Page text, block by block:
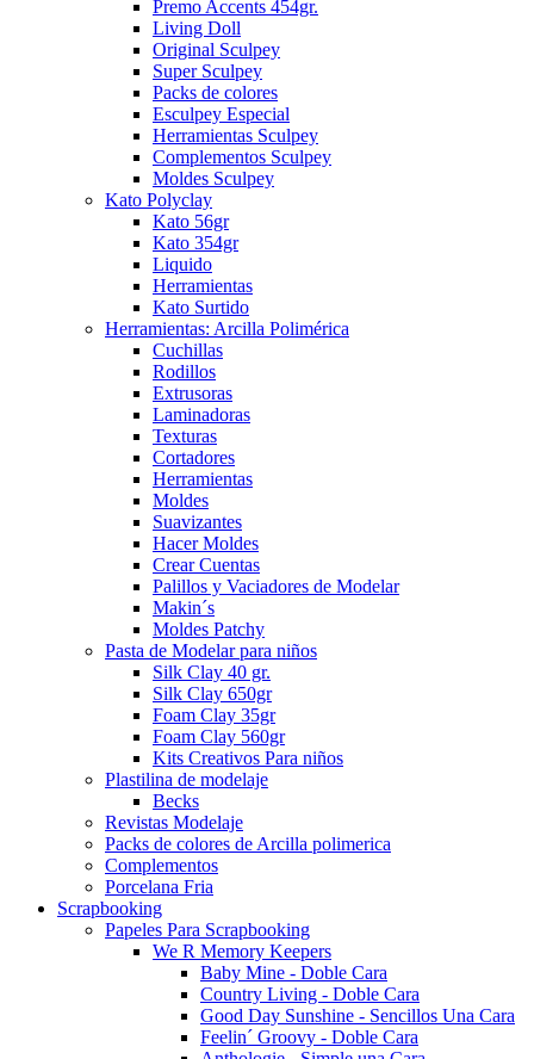
Premo Accents 454gr.
Living Doll
Original Sculpey
Super Sculpey
Packs de colores
Esculpey Especial
Herramientas Sculpey
Complementos Sculpey
Moldes Sculpey
Kato Polyclay
Kato 56gr
Kato 354gr
Liquido
Herramientas
Kato Surtido
Herramientas: Arcilla Polimérica
Cuchillas
Rodillos
Extrusoras
Laminadoras
Texturas
Cortadores
Herramientas
Moldes
Suavizantes
Hacer Moldes
Crear Cuentas
Palillos y Vaciadores de Modelar
Makin´s
Moldes Patchy
Pasta de Modelar para niños
Silk Clay 40 gr.
Silk Clay 650gr
Foam Clay 35gr
Foam Clay 560gr
Kits Creativos Para niños
Plastilina de modelaje
Becks
Revistas Modelaje
Packs de colores de Arcilla polimerica
Complementos
Porcelana Fria
Scrapbooking
Papeles Para Scrapbooking
We R Memory Keepers
Baby Mine - Doble Cara
Country Living - Doble Cara
Good Day Sunshine - Sencillos Una Cara
Feelin´ Groovy - Doble Cara